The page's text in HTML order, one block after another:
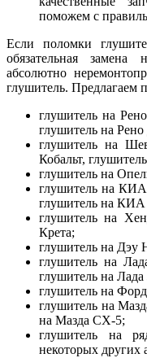
поможем с
Если поломки
обязательная
абсолютно
глушитель. Предлагаем
глушитель на
глушитель на Рено
глушитель на
Кобальт,
глушитель на
глушитель на
глушитель на
глушитель на
Крета;
глушитель на Дэу
глушитель на
глушитель на Лада
глушитель на
глушитель на
на Мазда СХ-5;
глушитель на
некоторых других